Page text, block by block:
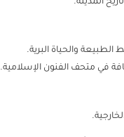
المدينة.
الطبيعة والحياة البرية.
في متحف الفنون الإسلامية.